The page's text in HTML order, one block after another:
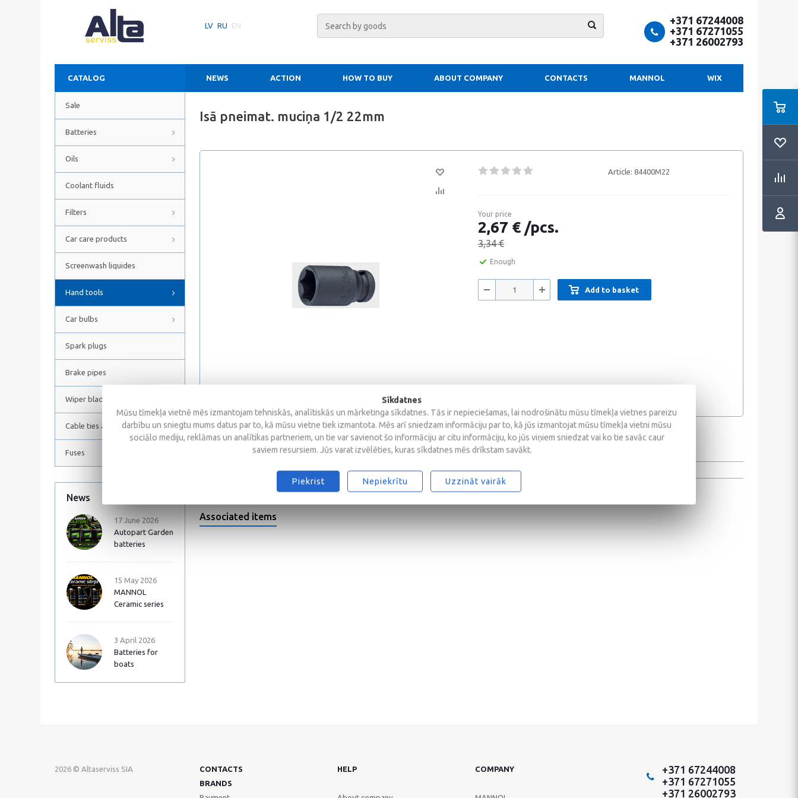
LV RU EN
+371 67244008
+371 67271055
+371 26002793
CATALOG NEWS ACTION HOW TO BUY ABOUT COMPANY CONTACTS MANNOL WIX
Sale
Batteries
Oils
Coolant fluids
Filters
Car care products
Screenwash liquides
Hand tools
Car bulbs
Spark plugs
Brake pipes
Wiper blades
Cable ties and Hose clamps
Fuses
News
17 June 2026
Autopart Garden
batteries
15 May 2026
MANNOL
Ceramic series
3 April 2026
Batteries for
boats
Isā pneimat. muciņa 1/2 22mm
Article: 84400M22
Your price
2,67 € /pcs.
3,34 €
Enough
Add to basket
Associated items
2026 © Altaserviss SIA CONTACTS HELP
COMPANY
BRANDS
+371 67244008
+371 67271055
+371 26002793
Sīkdatnes
Mūsu tīmekļa vietnē mēs izmantojam tehniskās, analītiskās un mārketinga sīkdatnes. Tās ir nepieciešamas, lai nodrošinātu mūsu tīmekļa vietnes pareizu
darbību un sniegtu mums datus par to, kā mūsu vietne tiek izmantota. Mēs arī sniedzam informāciju par to, kā jūs izmantojat mūsu tīmekļa vietni mūsu
sociālo mediju, reklāmas un analītikas partneriem, un tie var savienot šo informāciju ar citu informāciju, ko jūs viņiem sniedzat vai ko tie savāc caur
saviem resursiem. Jūs varat izvēlēties, kuras sīkdatnes mēs drīkstam savākt.
Piekrist Nepiekrītu Uzzināt vairāk